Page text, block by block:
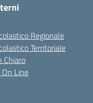
Regionale
Territoriale
Chiaro
On Line